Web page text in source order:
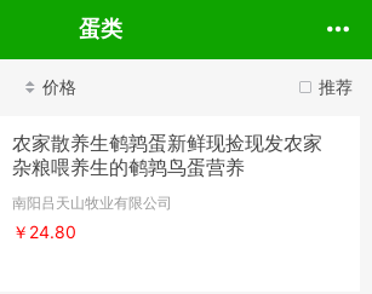
蛋类
推荐
价格
农家散养生鹌鹑蛋新鲜现捡现发农家
杂粮喂养生的鹌鹑鸟蛋营养
南阳吕天山牧业有限公司
￥24.80